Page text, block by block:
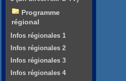
Programme
régional
Infos régionales 1
Infos régionales 2
Infos régionales 3
Infos régionales 4